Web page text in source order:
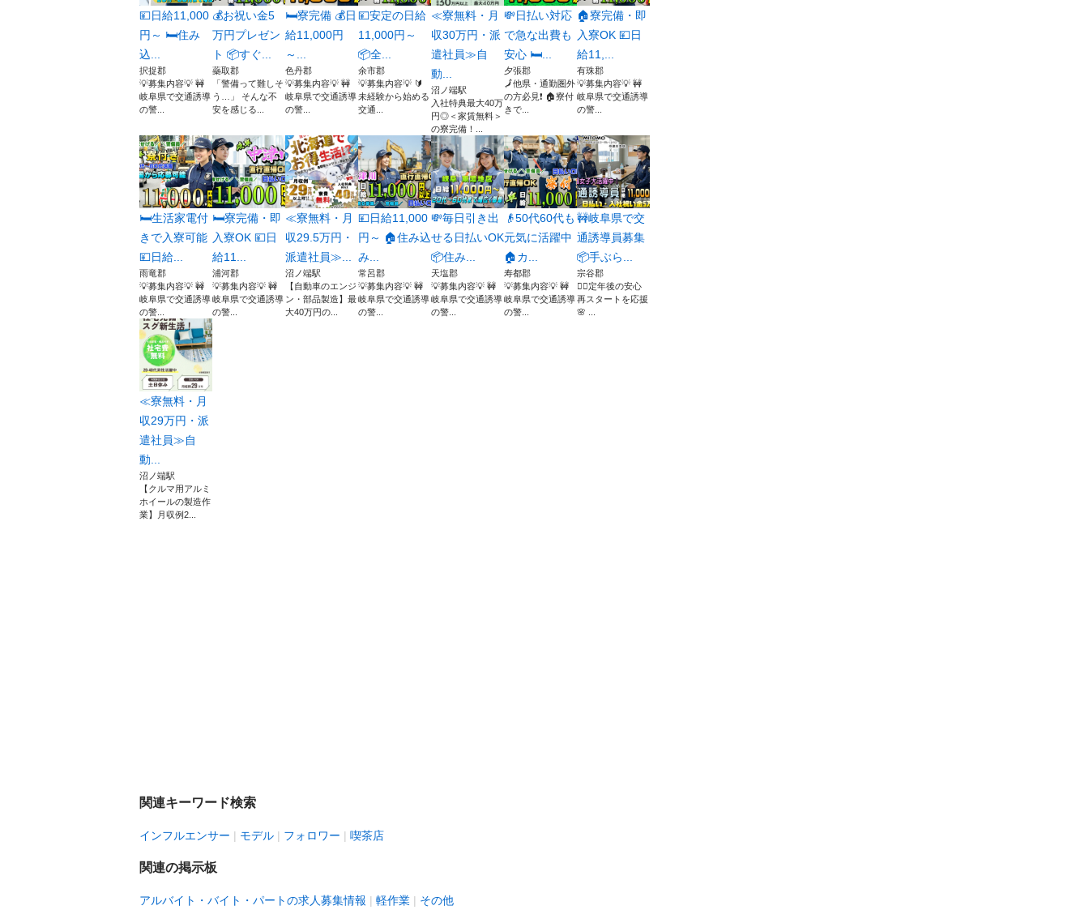
💴日給11,000
円～ 🛏️住み
込...
択捉郡
💡募集内容💡 🚧
岐阜県で交通誘導
の警...
💰お祝い金5
万円プレゼン
ト 📦すぐ...
蘂取郡
「警備って難しそ
う…」 そんな不
安を感じる...
🛏️寮完備 💰日
給11,000円
～...
色丹郡
💡募集内容💡 🚧
岐阜県で交通誘導
の警...
💴安定の日給
11,000円～
📦全...
余市郡
💡募集内容💡 🔰
未経験から始める
交通...
≪寮無料・月
収30万円・派
遣社員≫自
動...
沼ノ端駅
入社特典最大40万
円◎＜家賃無料＞
の寮完備！...
💸日払い対応
で急な出費も
安心 🛏️...
夕張郡
🗾他県・通勤圏外
の方必見❗ 🏠寮付
きで...
🏠寮完備・即
入寮OK 💴日
給11,...
有珠郡
💡募集内容💡 🚧
岐阜県で交通誘導
の警...
🛏️生活家電付
きで入寮可能
💴日給...
雨竜郡
💡募集内容💡 🚧
岐阜県で交通誘導
の警...
🛏️寮完備・即
入寮OK 💴日
給11...
浦河郡
💡募集内容💡 🚧
岐阜県で交通誘導
の警...
≪寮無料・月
収29.5万円・
派遣社員≫...
沼ノ端駅
【自動車のエンジ
ン・部品製造】最
大40万円の...
💴日給11,000
円～ 🏠住み込
み...
常呂郡
💡募集内容💡 🚧
岐阜県で交通誘導
の警...
💸毎日引き出
せる日払いOK
📦住み...
天塩郡
💡募集内容💡 🚧
岐阜県で交通誘導
の警...
👴50代60代も
元気に活躍中
🏠カ...
寿都郡
💡募集内容💡 🚧
岐阜県で交通誘導
の警...
🚧岐阜県で交
通誘導員募集
📦手ぶら...
宗谷郡
👮‍♂️定年後の安心
再スタートを応援
🌸 ...
≪寮無料・月
収29万円・派
遣社員≫自
動...
沼ノ端駅
【クルマ用アルミ
ホイールの製造作
業】月収例2...
関連キーワード検索
インフルエンサー モデル フォロワー 喫茶店
関連の掲示板
アルバイト・バイト・パートの求人募集情報 軽作業 その他